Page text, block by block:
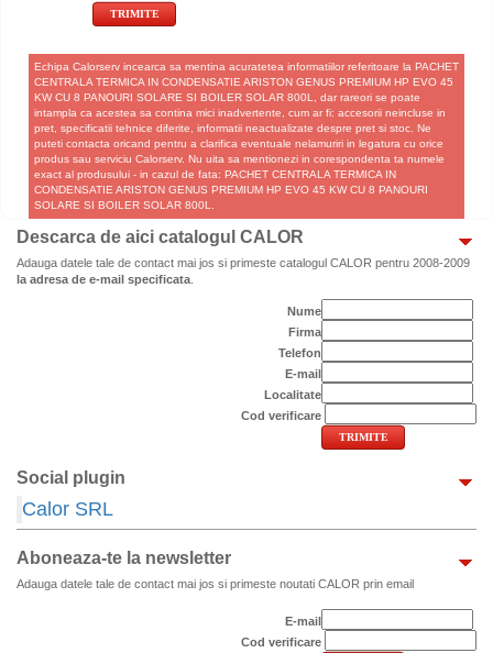
Echipa Calorserv incearca sa mentina acuratetea informatiilor referitoare la PACHET
CENTRALA TERMICA IN CONDENSATIE ARISTON GENUS PREMIUM HP EVO 45
KW CU 8 PANOURI SOLARE SI BOILER SOLAR 800L, dar rareori se poate
intampla ca acestea sa contina mici inadvertente, cum ar fi: accesorii neincluse in
pret, specificatii tehnice diferite, informatii neactualizate despre pret si stoc. Ne
puteti contacta oricand pentru a clarifica eventuale nelamuriri in legatura cu orice
produs sau serviciu Calorserv. Nu uita sa mentionezi in corespondenta ta numele
exact al produsului - in cazul de fata: PACHET CENTRALA TERMICA IN
CONDENSATIE ARISTON GENUS PREMIUM HP EVO 45 KW CU 8 PANOURI
SOLARE SI BOILER SOLAR 800L.
Descarca de aici catalogul CALOR
Adauga datele tale de contact mai jos si primeste catalogul CALOR pentru 2008-2009
la adresa de e-mail specificata
Nume
Firma
Telefon
E-mail
Localitate
Cod verificare
Social plugin
Calor SRL
Aboneaza-te la newsletter
Adauga datele tale de contact mai jos si primeste noutati CALOR prin email
E-mail
Cod verificare